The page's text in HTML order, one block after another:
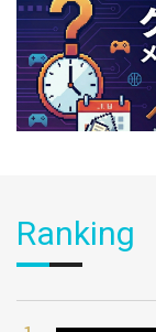
Ranking